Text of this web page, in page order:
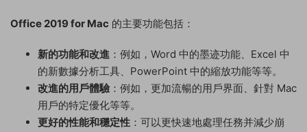
Office 2019 for Mac 的主要功能包括：
新的功能和改進 ：例如，Word 中的墨迹功能、Excel 中
的新數據分析工具、PowerPoint 中的縮放功能等等。
改進的用戶體驗：例如，更加流暢的用戶界面、針對 Mac
用戶的特定優化等等。
更好的性能和穩定性 ：可以更快速地處理任務并減少崩